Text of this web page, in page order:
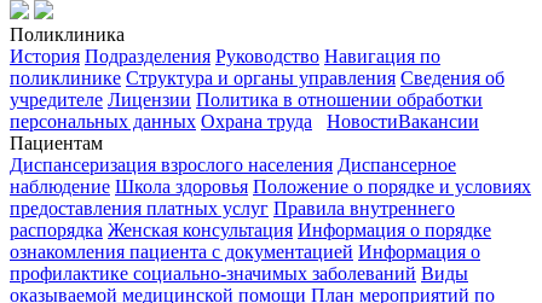
Поликлиника
История Подразделения Руководство Навигация по
поликлинике Структура и органы управления Сведения об
учредителе Лицензии Политика в отношении обработки
персональных данных Охрана труда НовостиВакансии
Пациентам
Диспансеризация взрослого населения Диспансерное
наблюдение Школа здоровья Положение о порядке и условиях
предоставления платных услуг Правила внутреннего
распорядка Женская консультация Информация о порядке
ознакомления пациента с документацией Информация о
профилактике социально-значимых заболеваний Виды
оказываемой медицинской помощи План мероприятий по